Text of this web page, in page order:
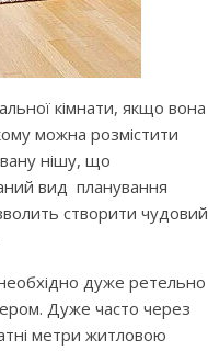
кімнати, якщо вона
можна розмістити
нішу, що
вид планування
створити чудовий
дуже ретельно
Дуже часто через
метри житловою